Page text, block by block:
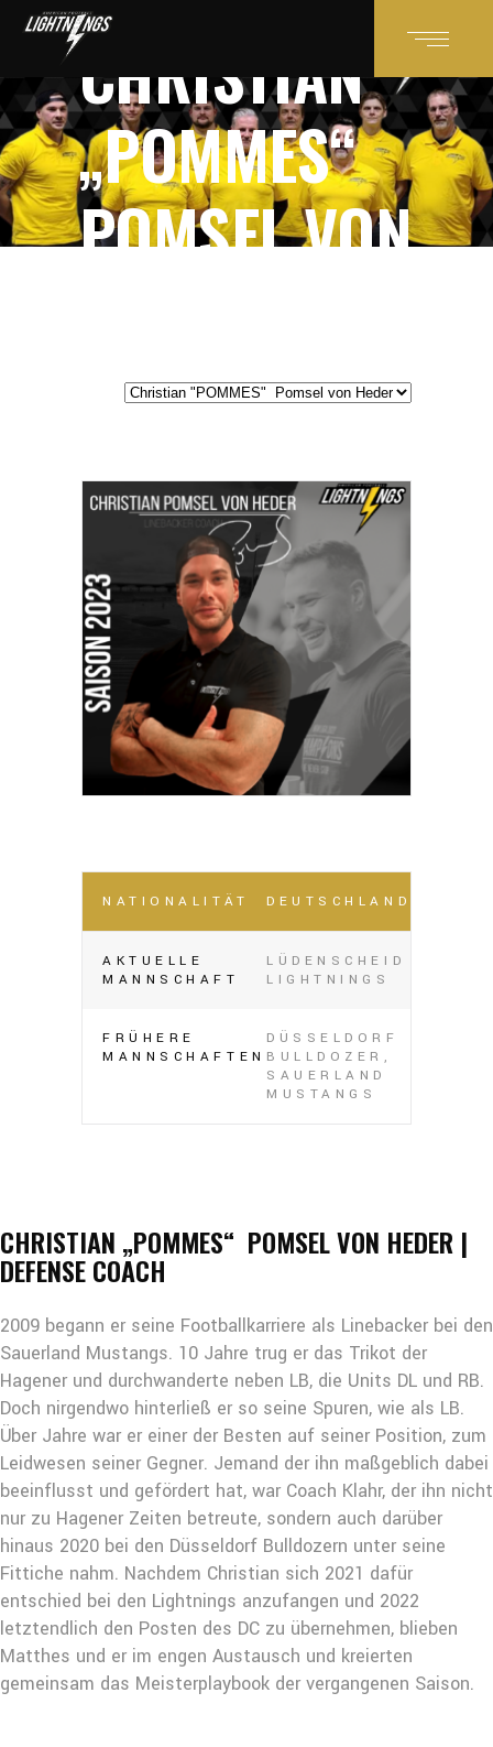
POMSEL VON HEDER
CHRISTIAN
„POMMES“
POMSEL VON
NATIONALITÄT DEUTSCHLAND
AKTUELLE
MANNSCHAFT
LÜDENSCHEID
LIGHTNINGS
FRÜHERE
MANNSCHAFTEN
DÜSSELDORF
BULLDOZER,
SAUERLAND
MUSTANGS
CHRISTIAN „POMMES“ POMSEL VON HEDER |
DEFENSE COACH
2009 begann er seine Footballkarriere als Linebacker bei den
Sauerland Mustangs. 10 Jahre trug er das Trikot der
Hagener und durchwanderte neben LB, die Units DL und RB.
Doch nirgendwo hinterließ er so seine Spuren, wie als LB.
Über Jahre war er einer der Besten auf seiner Position, zum
Leidwesen seiner Gegner. Jemand der ihn maßgeblich dabei
beeinflusst und gefördert hat, war Coach Klahr, der ihn nicht
nur zu Hagener Zeiten betreute, sondern auch darüber
hinaus 2020 bei den Düsseldorf Bulldozern unter seine
Fittiche nahm. Nachdem Christian sich 2021 dafür
entschied bei den Lightnings anzufangen und 2022
letztendlich den Posten des DC zu übernehmen, blieben
Matthes und er im engen Austausch und kreierten
gemeinsam das Meisterplaybook der vergangenen Saison.